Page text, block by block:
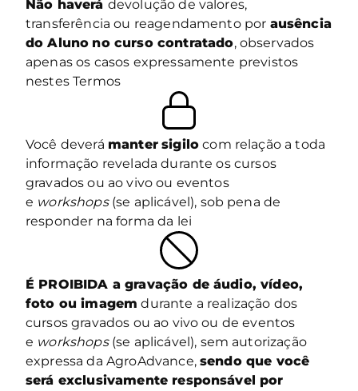
Não haverá devolução de valores,
transferência ou reagendamento por ausência
do Aluno no curso contratado, observados
apenas os casos expressamente previstos
nestes Termos
Você deverá manter sigilo com relação a toda
informação revelada durante os cursos
gravados ou ao vivo ou eventos
e workshops(se aplicável), sob pena de
responder na forma da lei
É PROIBIDA a gravação de áudio, vídeo,
foto ou imagem durante a realização dos
cursos gravados ou ao vivo ou de eventos
e workshops(se aplicável), sem autorização
expressa da AgroAdvance,sendo que você
será exclusivamente responsável por